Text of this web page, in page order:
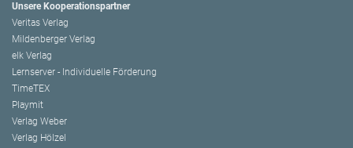
Unsere Kooperationspartner
Veritas Verlag
Mildenberger Verlag
elk Verlag
Lernserver - Individuelle Förderung
TimeTEX
Playmit
Verlag Weber
Verlag Hölzel